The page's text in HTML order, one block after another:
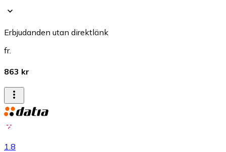
Erbjudanden utan direktlänk
fr.
863 kr
1.8